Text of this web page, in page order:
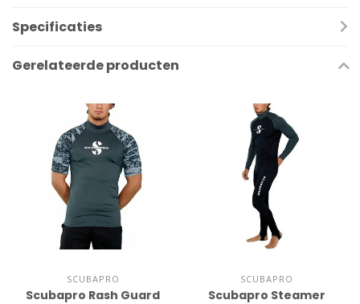
Specificaties
Gerelateerde producten
SCUBAPRO
Scubapro Rash Guard
SCUBAPRO
Scubapro Steamer